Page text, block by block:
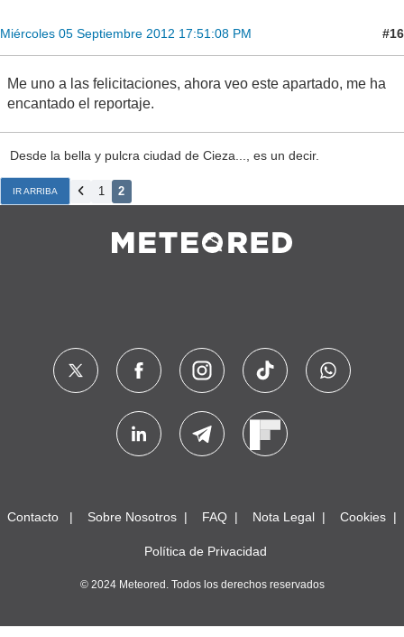
Miércoles 05 Septiembre 2012 17:51:08 PM #16
Me uno a las felicitaciones, ahora veo este apartado, me ha
encantado el reportaje.
Desde la bella y pulcra ciudad de Cieza..., es un decir.
IR ARRIBA 1 2
Contacto Sobre Nosotros FAQ Nota Legal Cookies
Política de Privacidad
© 2024 Meteored. Todos los derechos reservados